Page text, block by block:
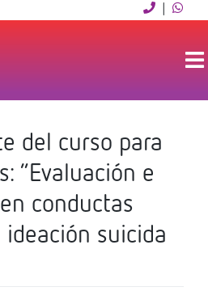
|
del curso para
“Evaluación e
conductas
suicida